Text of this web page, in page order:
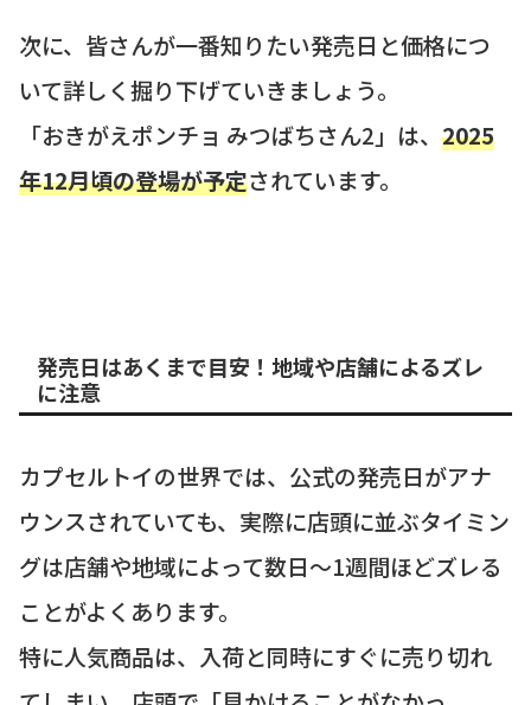
次に、皆さんが一番知りたい発売日と価格につ
いて詳しく掘り下げていきましょう。
「おきがえポンチョ みつばちさん2」は、 2025
年12月頃の登場が予定されています。
発売日はあくまで目安！地域や店舗によるズレ
に注意
カプセルトイの世界では、公式の発売日がアナ
ウンスされていても、実際に店頭に並ぶタイミン
グは店舗や地域によって数日〜1週間ほどズレる
ことがよくあります。
特に人気商品は、入荷と同時にすぐに売り切れ